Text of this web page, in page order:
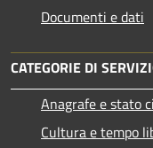
Documenti e dati
CATEGORIE DI
Anagrafe e stato
Cultura e tempo